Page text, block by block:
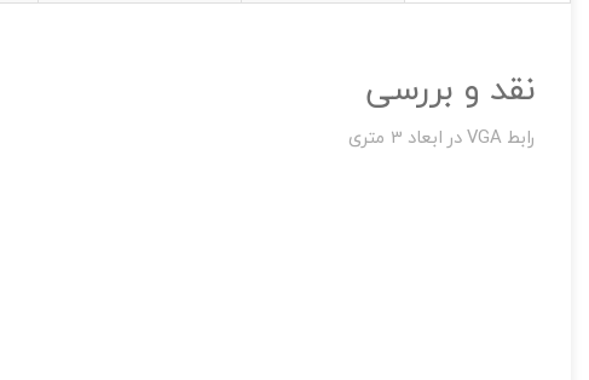
نقد و بررسی
رابط VGA در ابعاد 3 متری
تصاویر رسمی